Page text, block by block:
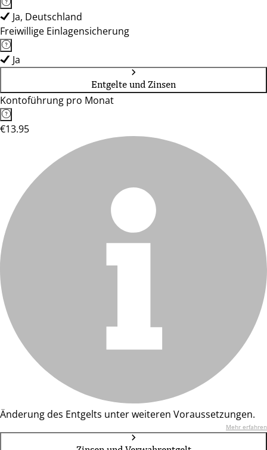
Ja, Deutschland
Freiwillige Einlagensicherung
Ja
Entgelte und Zinsen
Kontoführung pro Monat
€13.95
Änderung des Entgelts unter weiteren Voraussetzungen.
Mehr erfahren